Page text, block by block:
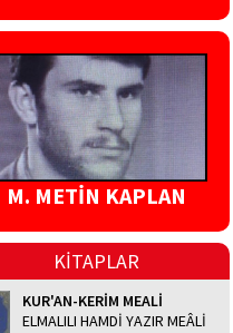
M. METİN KAPLAN
KİTAPLAR
KUR'AN-KERİM MEALİ
ELMALILI HAMDİ YAZIR MEÂLİ